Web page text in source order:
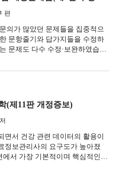
편
의가 많았던 문제들을 집중적으
문항줄기와 답가지들을 수정하
문제도 다수 수정·보완하였습니
의 완성도를 높이고자 최선을 다
(제11판 개정증보)
면서 건강 관련 데이터의 활용이
정보관리사의 요구도가 높아졌
에서 가장 기본적이며 핵심적인